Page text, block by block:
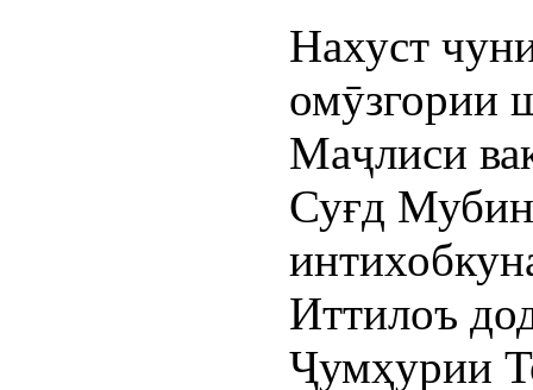
Нахуст
омӯзгории
Маҷлиси
Суғд
Иттилоъ
Ҷумҳурии